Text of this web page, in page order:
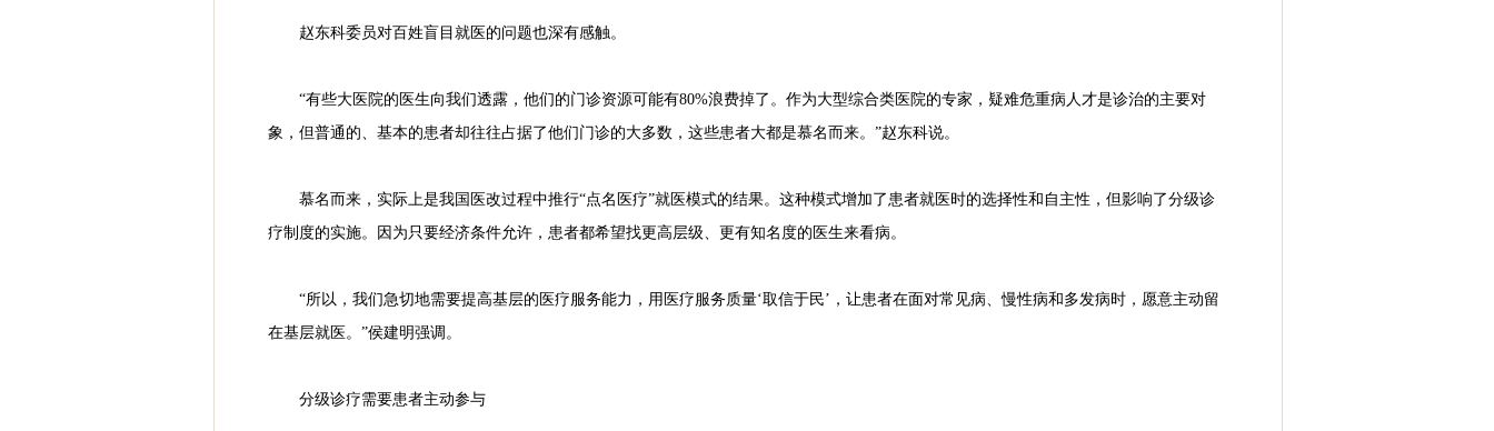
赵东科委员对百姓盲目就医的问题也深有感触。
“有些大医院的医生向我们透露，他们的门诊资源可能有80%浪费掉了。作为大型综合类医院的专家，疑难危重病人才是诊治的主要对
象，但普通的、基本的患者却往往占据了他们门诊的大多数，这些患者大都是慕名而来。”赵东科说。
慕名而来，实际上是我国医改过程中推行“点名医疗”就医模式的结果。这种模式增加了患者就医时的选择性和自主性，但影响了分级诊
疗制度的实施。因为只要经济条件允许，患者都希望找更高层级、更有知名度的医生来看病。
“所以，我们急切地需要提高基层的医疗服务能力，用医疗服务质量‘取信于民’，让患者在面对常见病、慢性病和多发病时，愿意主动留
在基层就医。”侯建明强调。
分级诊疗需要患者主动参与